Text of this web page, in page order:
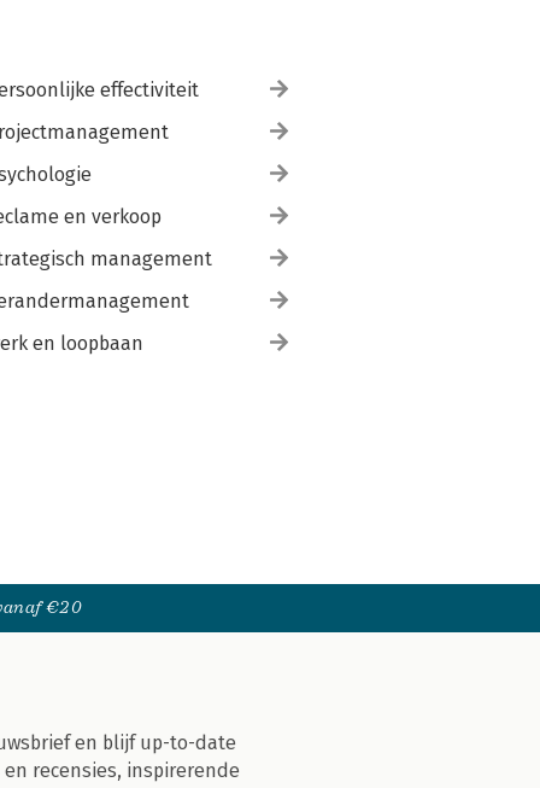
effectiviteit
en verkoop
management
en loopbaan
€20
en blijf up-to-date
recensies, inspirerende